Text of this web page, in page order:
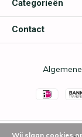
Categorieën
Contact
Wij slaan cookies